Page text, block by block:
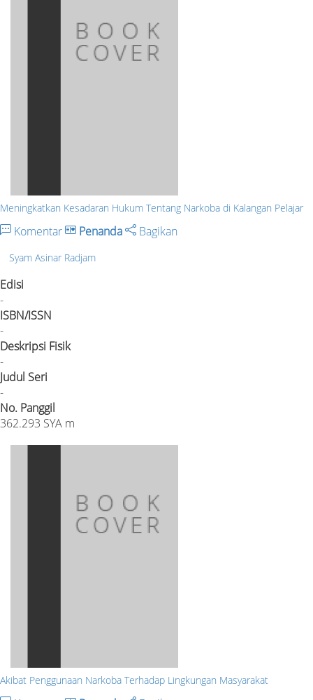
Meningkatkan Kesadaran Hukum Tentang Narkoba di Kalangan Pelajar
Komentar Penanda Bagikan
Syam Asinar Radjam
Edisi
-
ISBN/ISSN
-
Deskripsi Fisik
-
Judul Seri
-
No. Panggil
362.293 SYA m
Akibat Penggunaan Narkoba Terhadap Lingkungan Masyarakat